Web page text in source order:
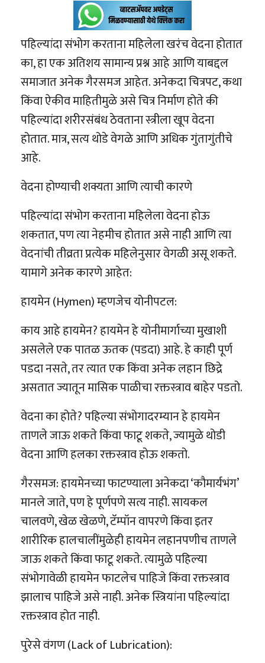
पहिल्यांदा संभोग करताना महिलेला खरंच वेदना होतात
का, हा एक अतिशय सामान्य प्रश्न आहे आणि याबद्दल
समाजात अनेक गैरसमज आहेत. अनेकदा चित्रपट, कथा
किंवा ऐकीव माहितीमुळे असे चित्र निर्माण होते की
पहिल्यांदा शरीरसंबंध ठेवताना स्त्रीला खूप वेदना
होतात. मात्र, सत्य थोडे वेगळे आणि अधिक गुंतागुंतीचे
आहे.
वेदना होण्याची शक्यता आणि त्याची कारणे
पहिल्यांदा संभोग करताना महिलेला वेदना होऊ
शकतात, पण त्या नेहमीच होतात असे नाही आणि त्या
वेदनांची तीव्रता प्रत्येक महिलेनुसार वेगळी असू शकते.
यामागे अनेक कारणे आहेत:
हायमेन (Hymen) म्हणजेच योनीपटल:
काय आहे हायमेन? हायमेन हे योनीमार्गाच्या मुखाशी
असलेले एक पातळ ऊतक (पडदा) आहे. हे काही पूर्ण
पडदा नसते, तर त्यात एक किंवा अनेक लहान छिद्रे
असतात ज्यातून मासिक पाळीचा रक्तस्त्राव बाहेर पडतो.
वेदना का होते? पहिल्या संभोगादरम्यान हे हायमेन
ताणले जाऊ शकते किंवा फाटू शकते, ज्यामुळे थोडी
वेदना आणि हलका रक्तस्त्राव होऊ शकतो.
गैरसमज: हायमेनच्या फाटण्याला अनेकदा ‘कौमार्यभंग’
मानले जाते, पण हे पूर्णपणे सत्य नाही. सायकल
चालवणे, खेळ खेळणे, टॅम्पॉन वापरणे किंवा इतर
शारीरिक हालचालींमुळेही हायमेन लहानपणीच ताणले
जाऊ शकते किंवा फाटू शकते. त्यामुळे पहिल्या
संभोगावेळी हायमेन फाटलेच पाहिजे किंवा रक्तस्त्राव
झालाच पाहिजे असे नाही. अनेक स्त्रियांना पहिल्यांदा
रक्तस्त्राव होत नाही.
पुरेसे वंगण (Lack of Lubrication):